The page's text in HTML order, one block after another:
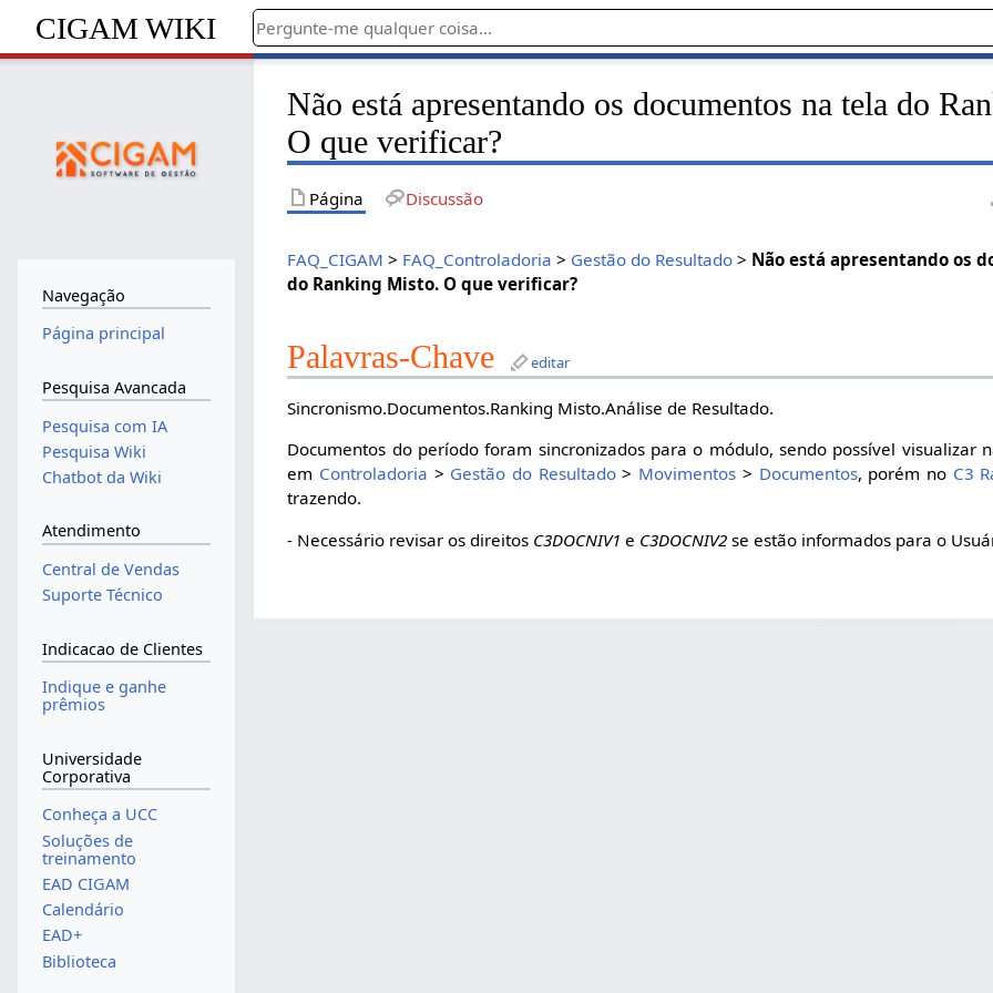
CIGAM WIKI
Não está apresentando os documentos na tela do
O que verificar?
Página Discussão
FAQ_CIGAM > FAQ_Controladoria > Gestão do Resultado > Não está apresentando os
do Ranking Misto. O que verificar?
Palavras-Chave editar
Sincronismo.Documentos.Ranking Misto.Análise de Resultado.
Documentos do período foram sincronizados para o módulo, sendo possível visualizar
em Controladoria > Gestão do Resultado> Movimentos > Documentos, porém no C3
trazendo.
- Necessário revisar os direitos C3DOCNIV1 e C3DOCNIV2 se estão informados para o
Navegação
Página principal
Pesquisa Avancada
Pesquisa com IA
Pesquisa Wiki
Chatbot da Wiki
Atendimento
Central de Vendas
Suporte Técnico
Indicacao de Clientes
Indique e ganhe
prêmios
Universidade
Corporativa
Conheça a UCC
Soluções de
treinamento
EAD CIGAM
Calendário
EAD+
Biblioteca